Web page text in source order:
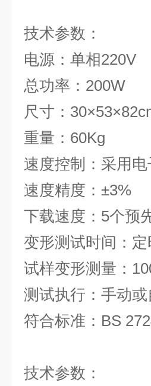
技术参数：
电源：单相220V
总功率：200W
尺寸：
重量：60Kg
速度控制：采用
速度精度：±3%
下载速度：5个预
变形测试时间：
试样变形测量：
测试执行：手动或
符合标准：BS
技术参数：